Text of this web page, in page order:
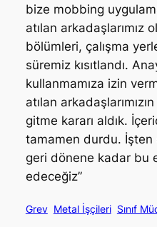
bize mobbing
atılan arkadaşlarımız
bölümleri, çalışma
süremiz kısıtlandı.
kullanmamıza izin
atılan
gitme kararı aldık.
tamamen durdu. İşten
geri dönene kadar bu
edeceğiz”
Grev Metal İşçileri Sınıf